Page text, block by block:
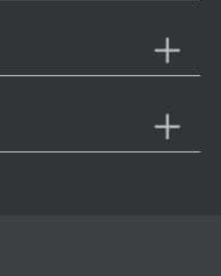
：COFFEE CITY